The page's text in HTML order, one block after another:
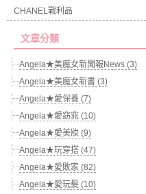
CHANEL戰利品
文章分類
Angela★美魔女新聞報News (3)
Angela★美魔女新書 (3)
Angela★愛保養 (7)
Angela★愛窈窕 (10)
Angela★愛美妝 (9)
Angela★玩穿搭 (47)
Angela★愛敗家 (82)
Angela★愛玩髮 (10)